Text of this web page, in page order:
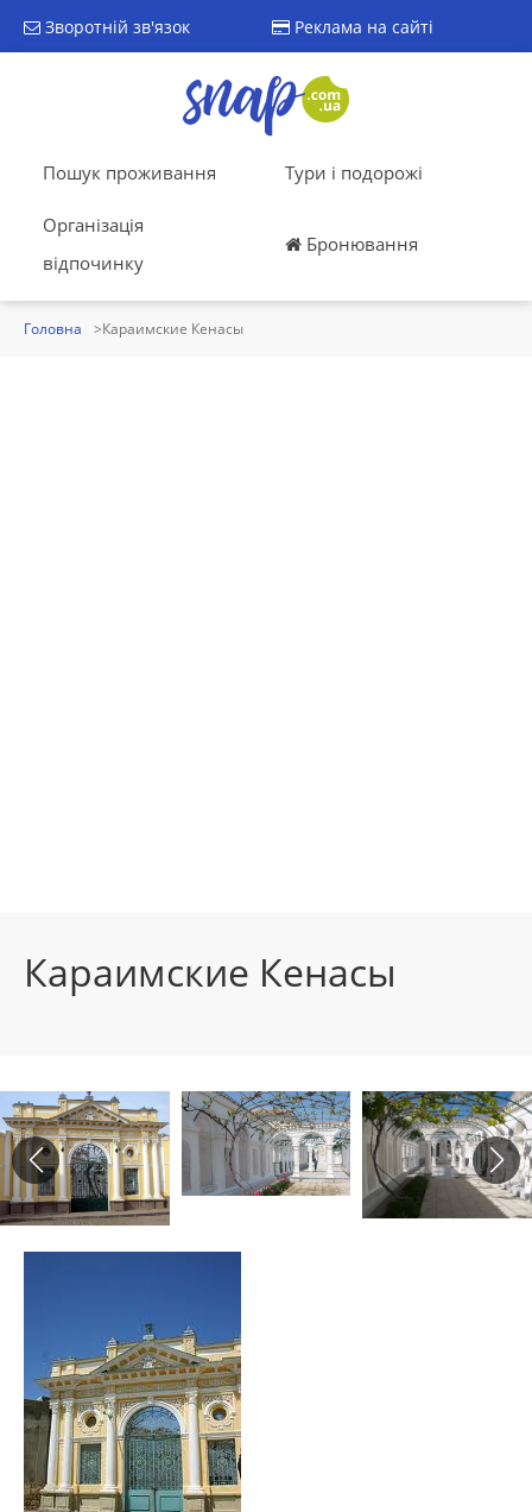
Зворотній зв'язок Реклама на сайті
Пошук проживання Тури і подорожі
Організація
відпочинку
Бронювання
Головна Караимские Кенасы
Караимские Кенасы